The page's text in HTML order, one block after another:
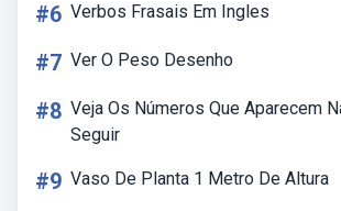
#6 Verbos Frasais Em Ingles
#7 Ver O Peso Desenho
#8 Veja Os Números Que Aparecem
Seguir
#9 Vaso De Planta 1 Metro De Altura